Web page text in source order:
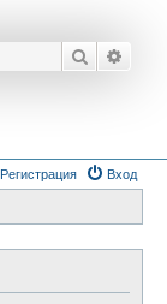
Поиск
Вход
Регистрация